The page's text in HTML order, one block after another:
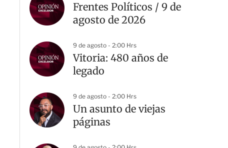
Frentes Políticos / 9 de
agosto de 2026
9 de agosto - 2:00 Hrs
Vitoria: 480 años de
legado
9 de agosto - 2:00 Hrs
Un asunto de viejas
páginas